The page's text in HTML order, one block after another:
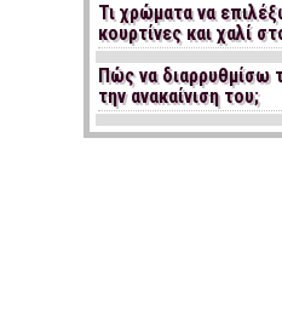
Τι χρώματα να
κουρτίνες και χαλί
Πώς να διαρρυθμίσω
την ανακαίνιση του;